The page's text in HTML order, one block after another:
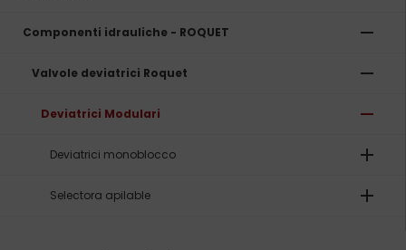
Componenti idrauliche - ROQUET remove
Valvole deviatrici Roquet remove
Deviatrici Modulari remove
Deviatrici monoblocco add
Selectora apilable add